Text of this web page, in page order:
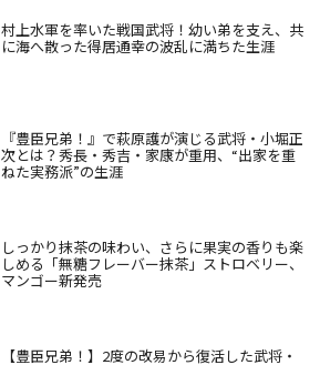
村上水軍を率いた戦国武将！幼い弟を支え、共
に海へ散った得居通幸の波乱に満ちた生涯
『豊臣兄弟！』で萩原護が演じる武将・小堀正
次とは？秀長・秀吉・家康が重用、“出家を重
ねた実務派”の生涯
しっかり抹茶の味わい、さらに果実の香りも楽
しめる「無糖フレーバー抹茶」ストロベリー、
マンゴー新発売
【豊臣兄弟！】2度の改易から復活した武将・